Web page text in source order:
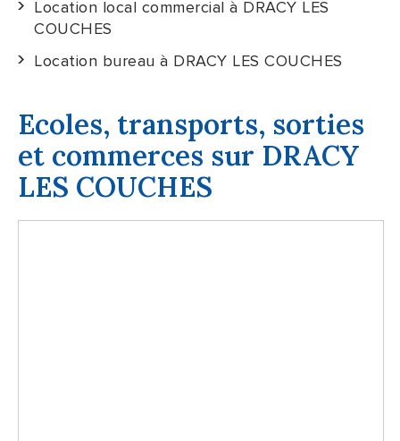
Location local commercial à DRACY LES
COUCHES
Location bureau à DRACY LES COUCHES
Ecoles, transports, sorties
et commerces sur DRACY
LES COUCHES